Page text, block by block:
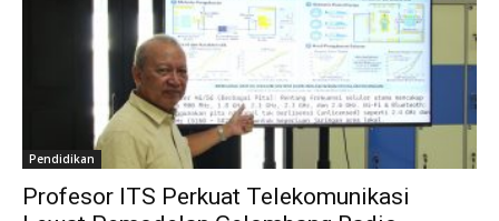
Pendidikan
Profesor ITS Perkuat Telekomunikasi